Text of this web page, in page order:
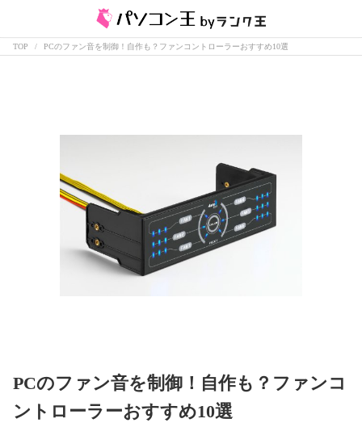
TOP PCのファン音を制御！自作も？ファンコントローラーおすすめ10選
PCのファン音を制御！自作も？ファンコ
ントローラーおすすめ10選